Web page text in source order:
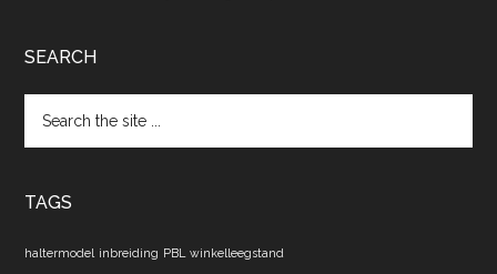
SEARCH
the
TAGS
haltermodel inbreiding PBL winkelleegstand